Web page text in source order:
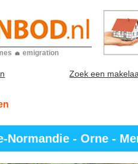
emigration
Zoek een
- Orne -